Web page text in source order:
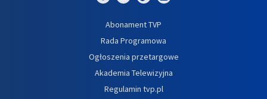
Abonament TVP
Rada Programowa
Ogłoszenia przetargowe
Akademia Telewizyjna
Regulamin tvp.pl